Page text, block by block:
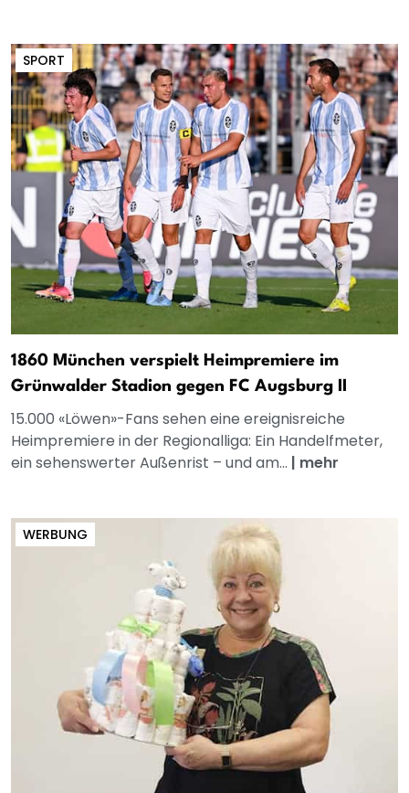
SPORT
1860 München verspielt Heimpremiere im
Grünwalder Stadion gegen FC Augsburg II
15.000 «Löwen»-Fans sehen eine ereignisreiche
Heimpremiere in der Regionalliga: Ein Handelfmeter,
ein sehenswerter Außenrist – und am... | mehr
WERBUNG